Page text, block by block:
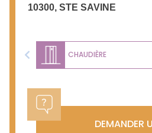
10300, STE SAVINE
CHAUDIÈRE
Previous
DEMANDER